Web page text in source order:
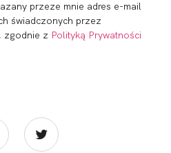
przeze mnie adres e-mail
świadczonych przez
zgodnie z Polityką Prywatności